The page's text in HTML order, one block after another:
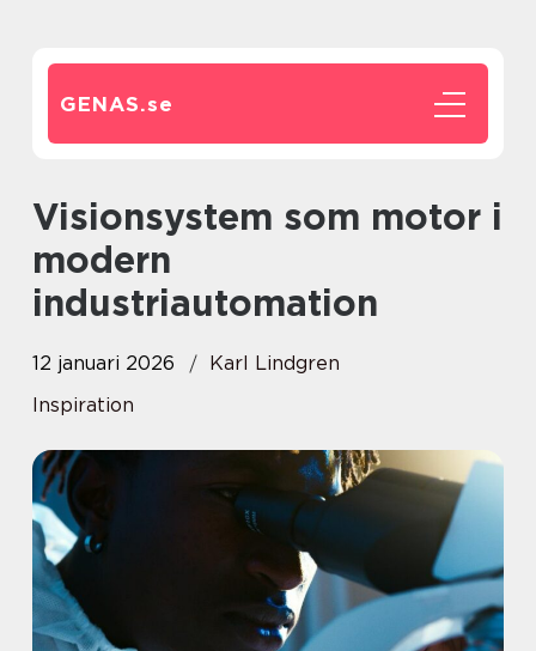
GENAS.se
Visionsystem som motor i
modern
industriautomation
12 januari 2026
Karl Lindgren
Inspiration